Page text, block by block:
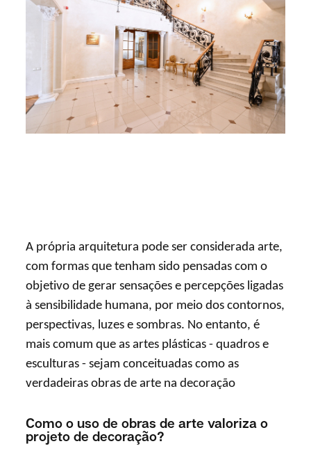
A própria arquitetura pode ser considerada arte,
com formas que tenham sido pensadas com o
objetivo de gerar sensações e percepções ligadas
à sensibilidade humana, por meio dos contornos,
perspectivas, luzes e sombras. No entanto, é
mais comum que as artes plásticas - quadros e
esculturas - sejam conceituadas como as
verdadeiras obras de arte na decoração
Como o uso de obras de arte valoriza o
projeto de decoração?